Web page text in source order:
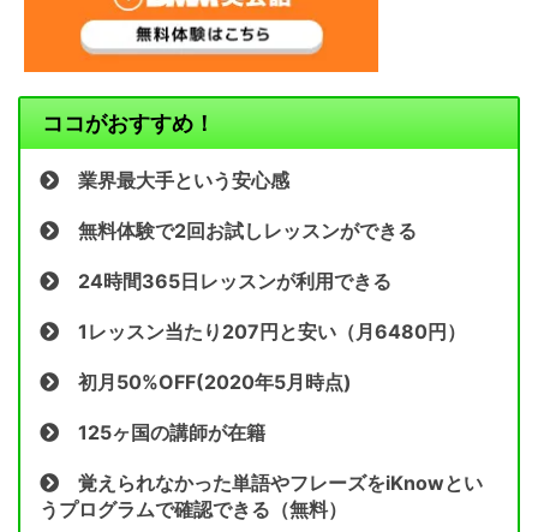
ココがおすすめ！
業界最大手という安心感
無料体験で2回お試しレッスンができる
24時間365日レッスンが利用できる
1レッスン当たり207円と安い（月6480円）
初月50%OFF(2020年5月時点)
125ヶ国の講師が在籍
覚えられなかった単語やフレーズをiKnowとい
うプログラムで確認できる（無料）